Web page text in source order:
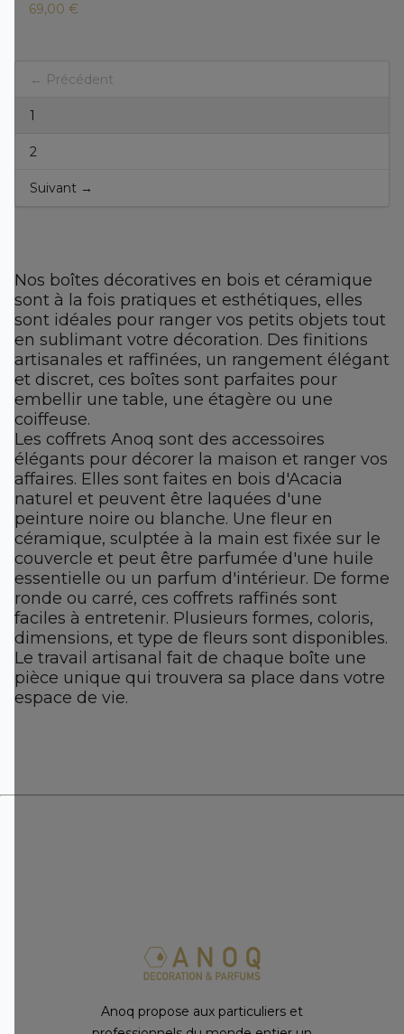
69,00 €
← Précédent
1
2
Suivant →
Nos boîtes décoratives en bois et céramique
sont à la fois pratiques et esthétiques, elles
sont idéales pour ranger vos petits objets tout
en sublimant votre décoration. Des finitions
artisanales et raffinées, un rangement élégant
et discret, ces boîtes sont parfaites pour
embellir une table, une étagère ou une
coiffeuse.
Les coffrets Anoq sont des accessoires
élégants pour décorer la maison et ranger vos
affaires. Elles sont faites en bois d'Acacia
naturel et peuvent être laquées d'une
peinture noire ou blanche. Une fleur en
céramique, sculptée à la main est fixée sur le
couvercle et peut être parfumée d'une huile
essentielle ou un parfum d'intérieur. De forme
ronde ou carré, ces coffrets raffinés sont
faciles à entretenir. Plusieurs formes, coloris,
dimensions, et type de fleurs sont disponibles.
Le travail artisanal fait de chaque boîte une
pièce unique qui trouvera sa place dans votre
espace de vie.
Anoq propose aux particuliers et